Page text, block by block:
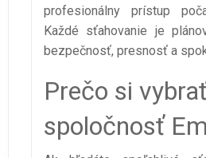
profesionálny prístup
Každé sťahovanie je
bezpečnosť, presnosť a
Prečo si
spoločnosť